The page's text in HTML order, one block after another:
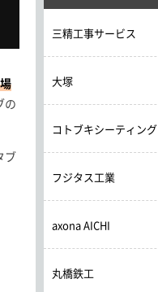
の
ブ
三精工事サービス
大塚
コトブキシーティング
フジタス工業
axona AICHI
丸橋鉄工